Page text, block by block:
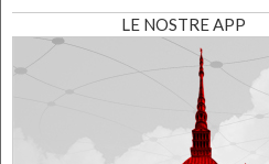
LE NOSTRE APP